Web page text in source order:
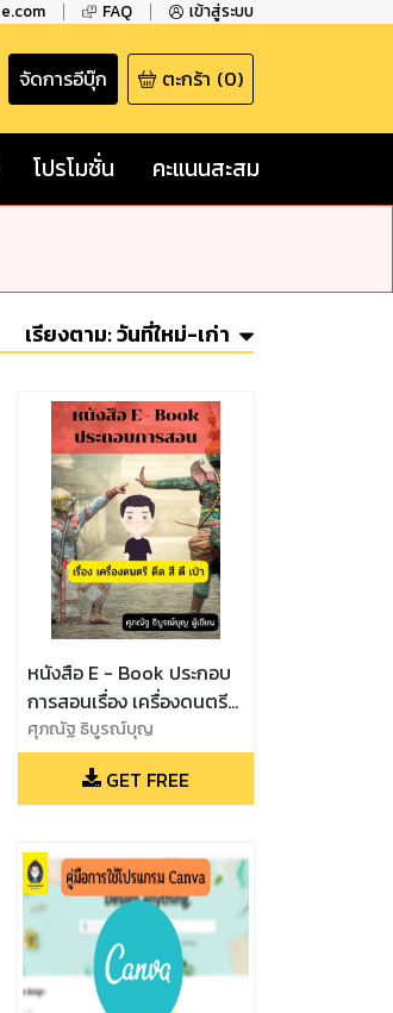
FAQ เข้าสู่ระบบ
จัดการอีบุ๊ก ตะกร้า (0)
โปรโมชั่น คะแนนสะสม
เรียงตาม:วันที่ใหม่-เก่า
หนังสือ E - Book ประกอบ
การสอนเรื่อง เครื่องดนตรี
ดีด สี ตี เป่า
ศุภณัฐ ธิบูรณ์บุญ
GET FREE